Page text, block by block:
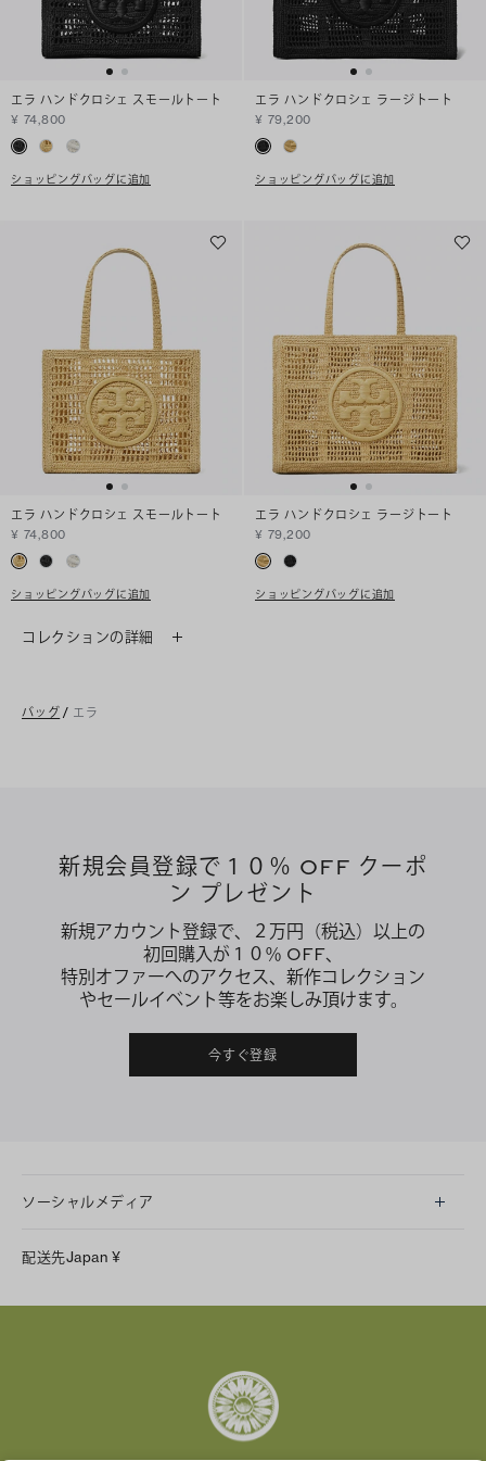
エラ ハンドクロシェ スモールトート
¥ 74,800
ショッピングバッグに追加
エラ ハンドクロシェ ラージトート
¥ 79,200
ショッピングバッグに追加
エラ ハンドクロシェ スモールトート
¥ 74,800
ショッピングバッグに追加
エラ ハンドクロシェ ラージトート
¥ 79,200
ショッピングバッグに追加
コレクションの詳細
バッグ / エラ
新規会員登録で１０％ OFF クーポ
ン プレゼント
新規アカウント登録で、２万円（税込）以上の
初回購入が１０％ OFF、
特別オファーへのアクセス、新作コレクション
やセールイベント等をお楽しみ頂けます。
今すぐ登録
ソーシャルメディア
Facebook
配送先Japan ¥